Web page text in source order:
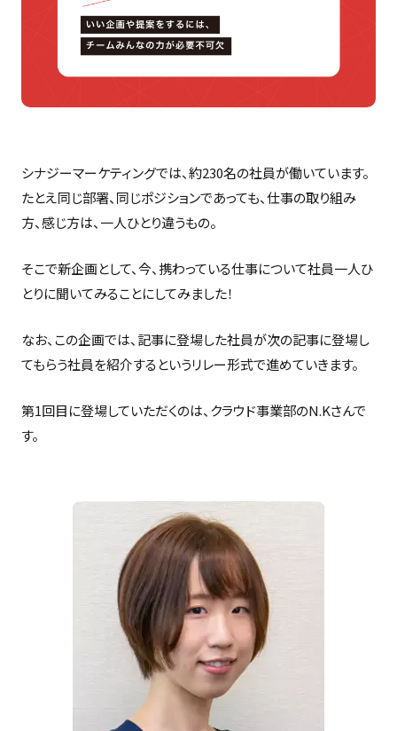
シナジーマーケティングでは、約230名の社員が働いています。
たとえ同じ部署、同じポジションであっても、仕事の取り組み
方、感じ方は、一人ひとり違うもの。
そこで新企画として、今、携わっている仕事について社員一人ひ
とりに聞いてみることにしてみました！
なお、この企画では、記事に登場した社員が次の記事に登場し
てもらう社員を紹介するというリレー形式で進めていきます。
第1回目に登場していただくのは、クラウド事業部のN.Kさんで
す。